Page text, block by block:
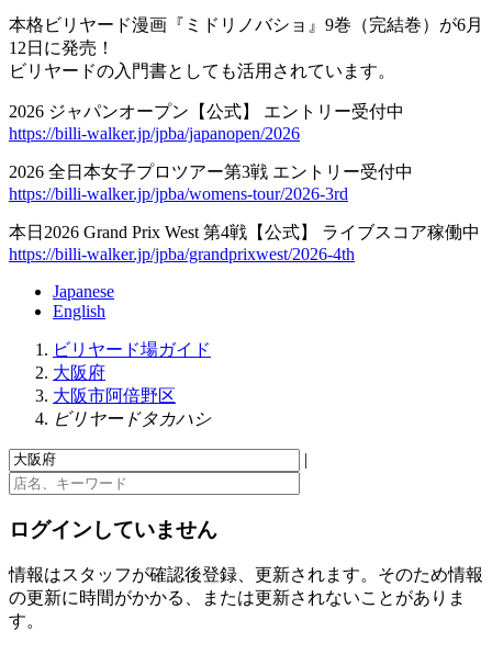
本格ビリヤード漫画『ミドリノバショ』9巻（完結巻）が6月
12日に発売！
ビリヤードの入門書としても活用されています。
2026 ジャパンオープン【公式】 エントリー受付中
https://billi-walker.jp/jpba/japanopen/2026
2026 全日本女子プロツアー第3戦 エントリー受付中
https://billi-walker.jp/jpba/womens-tour/2026-3rd
本日2026 Grand Prix West 第4戦【公式】 ライブスコア稼働中
https://billi-walker.jp/jpba/grandprixwest/2026-4th
Japanese
English
ビリヤード場ガイド
大阪府
大阪市阿倍野区
ビリヤードタカハシ
|
ログインしていません
情報はスタッフが確認後登録、更新されます。そのため情報
の更新に時間がかかる、または更新されないことがありま
す。